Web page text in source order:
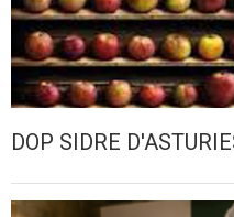
DOP SIDRE